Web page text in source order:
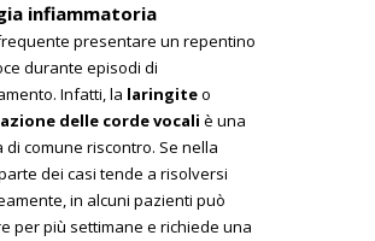
infiammatoria
presentare un repentino
durante episodi di
Infatti, la laringiteo
delle corde vocali è una
di comune riscontro. Se nella
dei casi tende a risolversi
in alcuni pazienti può
per più settimane e richiede una